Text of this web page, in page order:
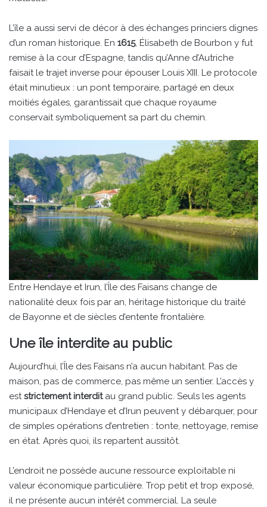
L’île a aussi servi de décor à des échanges princiers dignes
d’un roman historique. En 1615, Élisabeth de Bourbon y fut
remise à la cour d’Espagne, tandis qu’Anne d’Autriche
faisait le trajet inverse pour épouser Louis XIII. Le protocole
était minutieux : un pont temporaire, partagé en deux
moitiés égales, garantissait que chaque royaume
conservait symboliquement sa part du chemin.
Entre Hendaye et Irun, l’Île des Faisans change de
nationalité deux fois par an, héritage historique du traité
de Bayonne et de siècles d’entente frontalière.
Une île interdite au public
Aujourd’hui, l’Île des Faisans n’a aucun habitant. Pas de
maison, pas de commerce, pas même un sentier. L’accès y
eststrictement interditau grand public. Seuls les agents
municipaux d’Hendaye et d’Irun peuvent y débarquer, pour
de simples opérations d’entretien : tonte, nettoyage, remise
en état. Après quoi, ils repartent aussitôt.
L’endroit ne possède aucune ressource exploitable ni
valeur économique particulière. Trop petit et trop exposé,
il ne présente aucun intérêt commercial. La seule